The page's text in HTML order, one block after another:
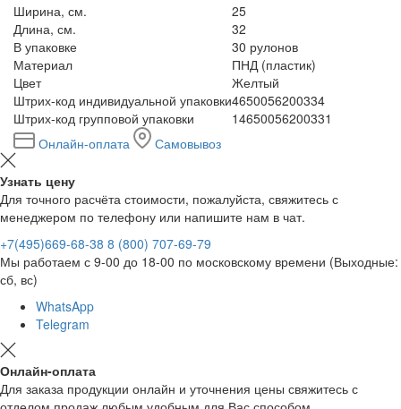
Ширина, см.
25
Длина, см.
32
В упаковке
30 рулонов
Материал
ПНД (пластик)
Цвет
Желтый
Штрих-код индивидуальной упаковки4650056200334
Штрих-код групповой упаковки
14650056200331
Онлайн-оплата
Самовывоз
Узнать цену
Для точного расчёта стоимости, пожалуйста, свяжитесь с
менеджером по телефону или напишите нам в чат.
+7(495)669-68-38 8 (800) 707-69-79
Мы работаем с 9-00 до 18-00 по московскому времени (Выходные:
сб, вс)
WhatsApp
Telegram
Онлайн-оплата
Для заказа продукции онлайн и уточнения цены свяжитесь с